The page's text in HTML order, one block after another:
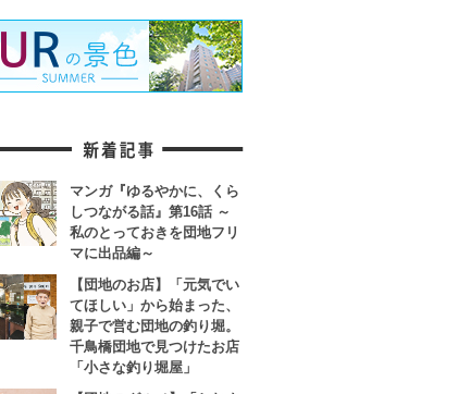
マンガ『ゆるやかに、くら
しつながる話』第16話 ～
私のとっておきを団地フリ
マに出品編～
【団地のお店】「元気でい
てほしい」から始まった、
親子で営む団地の釣り堀。
千鳥橋団地で見つけたお店
「小さな釣り堀屋」